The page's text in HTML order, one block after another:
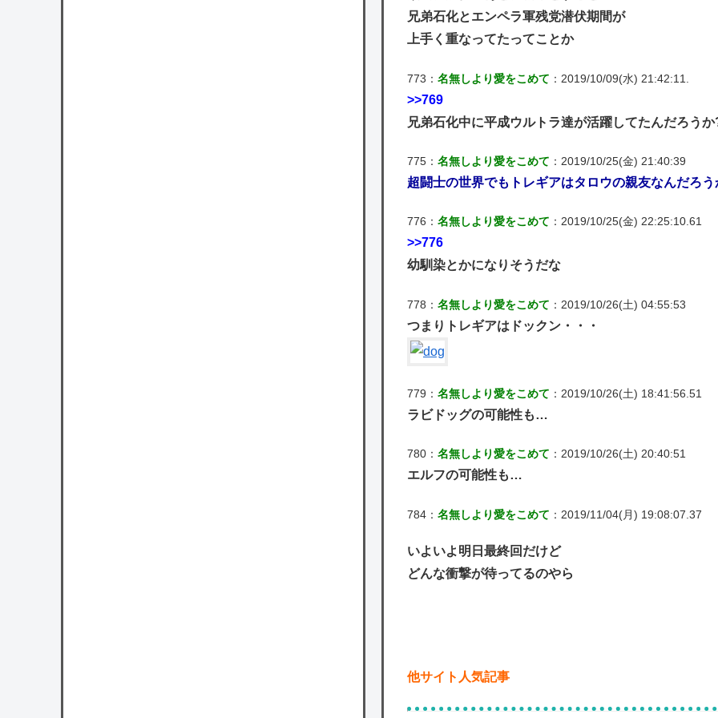
兄弟石化とエンペラ軍残党潜伏期間が
上手く重なってたってことか
773： 名無しより愛をこめて ：2019/10/09(水) 21:42:11.
>>769
兄弟石化中に平成ウルトラ達が活躍してたんだろうか
775： 名無しより愛をこめて ：2019/10/25(金) 21:40:39
超闘士の世界でもトレギアはタロウの親友なんだろう
776： 名無しより愛をこめて ：2019/10/25(金) 22:25:10.61
>>776
幼馴染とかになりそうだな
778： 名無しより愛をこめて ：2019/10/26(土) 04:55:53
つまりトレギアはドックン・・・
779： 名無しより愛をこめて ：2019/10/26(土) 18:41:56.51
ラビドッグの可能性も…
780： 名無しより愛をこめて ：2019/10/26(土) 20:40:51
エルフの可能性も…
784： 名無しより愛をこめて ：2019/11/04(月) 19:08:07.37
いよいよ明日最終回だけど
どんな衝撃が待ってるのやら
他サイト人気記事